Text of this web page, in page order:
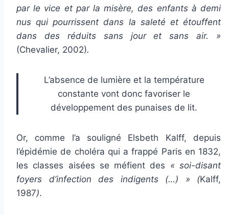
par le vice et par la misère, des enfants à demi
nus qui pourrissent dans la saleté et étouffent
dans des réduits sans jour et sans air. »
(Chevalier, 2002).
L’absence de lumière et la température
constante vont donc favoriser le
développement des punaises de lit.
Or, comme l’a souligné Elsbeth Kalff, depuis
l’épidémie de choléra qui a frappé Paris en 1832,
les classes aisées se méfient des « soi-disant
foyers d’infection des indigents (…) » (Kalff,
1987).